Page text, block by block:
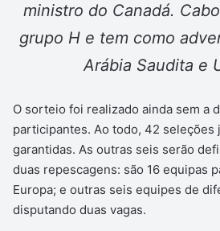
ministro do Canadá.
grupo H e tem como
Arábia Saudita e
O sorteio foi realizado ainda sem a
participantes. Ao todo, 42 seleções
garantidas. As outras seis serão
duas repescagens: são 16 equipas
Europa; e outras seis equipes de
disputando duas vagas.